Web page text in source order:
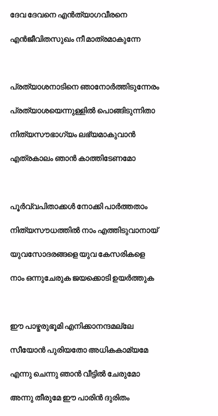
ദേവ ദേവനെ എൻത്യാഗവീരനെ
എൻജീവിതസുഖം നീ മാത്രമാകുന്നേ
പ്രത്യാശനാടിനെ ഞാനോർത്തിടുന്നേരം
പ്രത്യാശയെന്നുള്ളിൽ പൊങ്ങിടുന്നിതാ
നിത്യസൗഭാഗ്യം ലഭ്യമാകുവാൻ
എത്രകാലം ഞാൻ കാത്തിടേണമോ
പൂർവ്വപിതാക്കൾ നോക്കി പാർത്തതാം
നിത്യസൗധത്തിൽ നാം എത്തിടുവാനായ്
യുവസോദരങ്ങളെ യുവ കേസരികളെ
നാം ഒന്നുചേരുക ജയക്കൊടി ഉയർത്തുക
ഈ പാഴ്മരുഭൂമി എനിക്കാനന്ദമല്ലേ
സീയോൻ പുരിയതോ അധികകാമ്യമേ
എന്നു ചെന്നു ഞാൻ വീട്ടിൽ ചേരുമോ
അന്നു തീരുമേ ഈ പാരിൻ ദുരിതം